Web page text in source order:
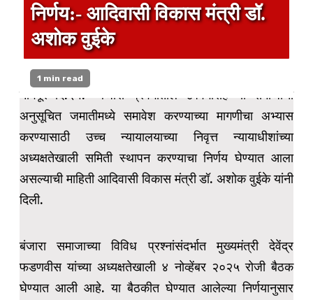
निर्णय:- आदिवासी विकास मंत्री डॉ.
अशोक वुईके
1 min read
नागपूर दि.२१:- बंजारा प्रवर्गातील उपवर्गासह या समाजाचा
अनुसूचित जमातीमध्ये समावेश करण्याच्या मागणीचा अभ्यास
करण्यासाठी उच्च न्यायालयाच्या निवृत्त न्यायाधीशांच्या
अध्यक्षतेखाली समिती स्थापन करण्याचा निर्णय घेण्यात आला
असल्याची माहिती आदिवासी विकास मंत्री डॉ. अशोक वुईके यांनी
दिली.
बंजारा समाजाच्या विविध प्रश्नांसंदर्भात मुख्यमंत्री देवेंद्र
फडणवीस यांच्या अध्यक्षतेखाली ४ नोव्हेंबर २०२५ रोजी बैठक
घेण्यात आली आहे. या बैठकीत घेण्यात आलेल्या निर्णयानुसार